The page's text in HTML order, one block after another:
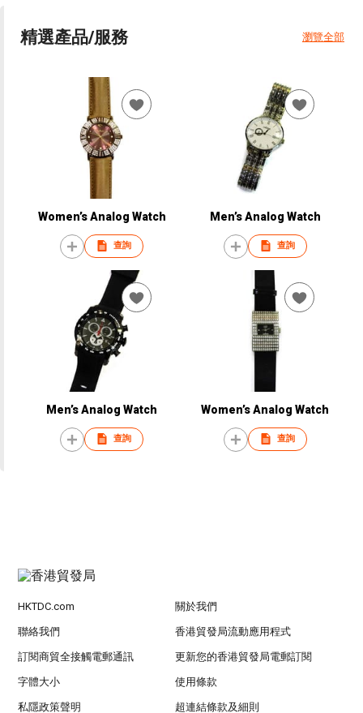
精選產品/服務 瀏覽全部
Women’s Analog Watch
查詢
Men’s Analog Watch
查詢
Men’s Analog Watch
查詢
Women’s Analog Watch
查詢
HKTDC.com 關於我們
聯絡我們 香港貿發局流動應用程式
訂閱商貿全接觸電郵通訊 更新您的香港貿發局電郵訂閱
字體大小 使用條款
私隱政策聲明 超連結條款及細則